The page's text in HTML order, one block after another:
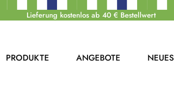
Lieferung kostenlos ab 40 € Bestellwert
PRODUKTE ANGEBOTE NEUES